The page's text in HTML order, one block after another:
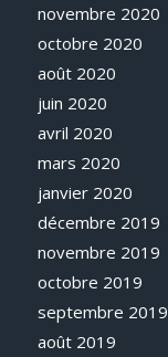
novembre 2020
octobre 2020
août 2020
juin 2020
avril 2020
mars 2020
janvier 2020
décembre 2019
novembre 2019
octobre 2019
septembre 2019
août 2019